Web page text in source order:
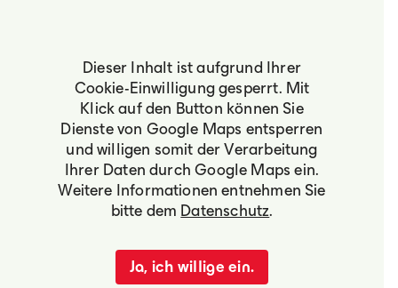
Dieser Inhalt ist aufgrund Ihrer
Cookie-Einwilligung gesperrt. Mit
Klick auf den Button können Sie
Dienste von Google Maps entsperren
und willigen somit der Verarbeitung
Ihrer Daten durch Google Maps ein.
Weitere Informationen entnehmen Sie
bitte dem Datenschutz.
Ja, ich willige ein.